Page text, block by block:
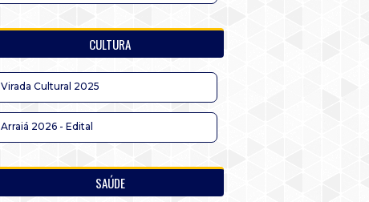
CULTURA
Virada Cultural 2025
Arraiá 2026 - Edital
SAÚDE